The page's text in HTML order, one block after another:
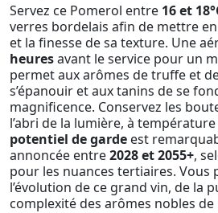
Servez ce Pomerol entre 16 et
verres bordelais afin de mettre
et la finesse de sa texture. Une
heuresavant le service pour un
permet aux arômes de truffe et
s’épanouir et aux tanins de se
magnificence. Conservez les
l’abri de la lumière, à
potentiel de garde est
annoncée entre2028 et 2055+,
pour les nuances tertiaires. Vous
l’évolution de ce grand vin, de la
complexité des arômes nobles